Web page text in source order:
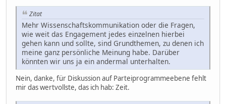
Zitat
Mehr Wissenschaftskommunikation oder die Fragen,
wie weit das Engagement jedes einzelnen hierbei
gehen kann und sollte, sind Grundthemen, zu denen ich
meine ganz persönliche Meinung habe. Darüber
könnten wir uns ja ein andermal unterhalten.
Nein, danke, für Diskussion auf Parteiprogrammeebene fehlt
mir das wertvollste, das ich hab: Zeit.